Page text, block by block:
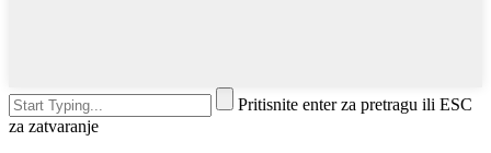
Pritisnite enter za pretragu ili ESC
za zatvaranje